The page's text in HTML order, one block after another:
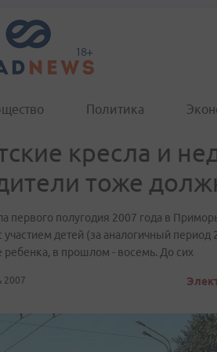
Политика
кресла и
тоже
первого полугодия 2007 года в
участием детей (за аналогичный
ребенка, в прошлом - восемь. До сих
2007